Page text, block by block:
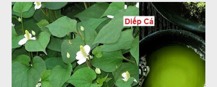
một mo to màu đỏ xanh có đốm trắng, mặt trong màu đỏ thẫm,
bao lấy một bong mo là một trục mang phần hoa cái ở dưới,
phần hoa đực ở trên. Khoai nưa phân bố ở Ấn độ, Myanma,
Trung quốc, Việt nam, Campuchia, Malaixia, Inđônêxia,
Philippin. Ở nước ta, khoai nưa mọc hoang rải rác ở khắp các
vùng rừng núi, được bà con nhiều địa phương đem về trồng từ